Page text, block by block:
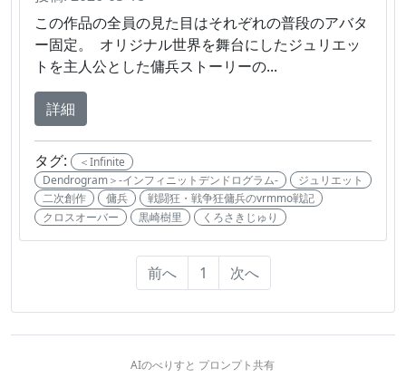
この作品の全員の見た目はそれぞれの普段のアバタ
ー固定。 オリジナル世界を舞台にしたジュリエッ
トを主人公とした傭兵ストーリーの...
詳細
タグ:
＜Infinite
Dendrogram＞-インフィニットデンドログラム-
ジュリエット
二次創作
傭兵
戦闘狂・戦争狂傭兵のvrmmo戦記
クロスオーバー
黒崎樹里 くろさきじゅり
前へ 1 次へ
AIのべりすと プロンプト共有